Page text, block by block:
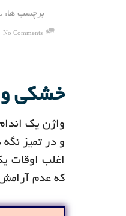
برچسب ها:
No Comments
خشکی
واژن یک
و در تمیز
اغلب اوقات
که عدم آرامش